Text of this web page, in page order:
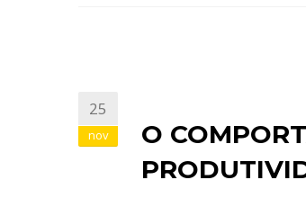
25
nov
O